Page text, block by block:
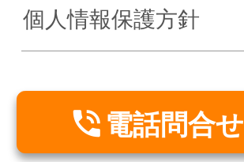
個人情報保護方針
 電話問合せ